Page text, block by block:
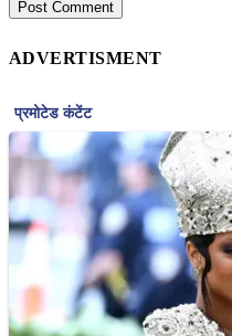
ADVERTISMENT